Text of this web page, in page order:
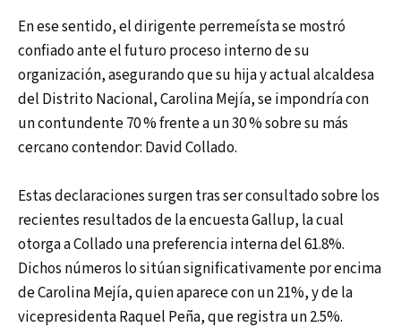
En ese sentido, el dirigente perremeísta se mostró
confiado ante el futuro proceso interno de su
organización, asegurando que su hija y actual alcaldesa
del Distrito Nacional, Carolina Mejía, se impondría con
un contundente 70 % frente a un 30 % sobre su más
cercano contendor: David Collado.
Estas declaraciones surgen tras ser consultado sobre los
recientes resultados de la encuesta Gallup, la cual
otorga a Collado una preferencia interna del 61.8%.
Dichos números lo sitúan significativamente por encima
de Carolina Mejía, quien aparece con un 21%, y de la
vicepresidenta Raquel Peña, que registra un 2.5%.